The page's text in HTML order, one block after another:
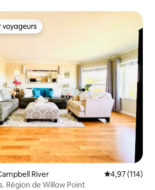
les plus appréciés
River Évaluation
4,97 (114)
Région de Willow Point